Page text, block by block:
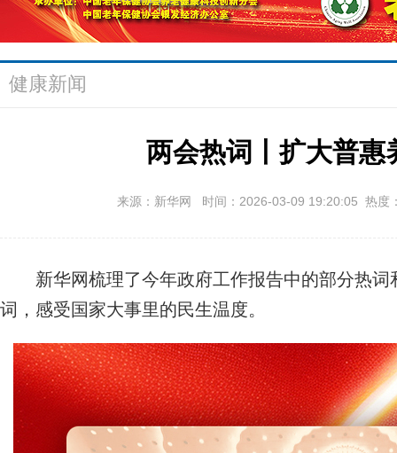
健康新闻
两会热词丨扩大普惠
来源：新华网 时间：2026-03-09 19:20:05 热度
新华网梳理了今年政府工作报告中的部分热词
词，感受国家大事里的民生温度。